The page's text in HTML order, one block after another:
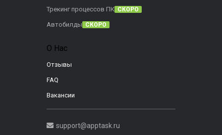
Трекинг процессов ПК СКОРО
Автобилды СКОРО
О Нас
Отзывы
FAQ
Вакансии
support@apptask.ru